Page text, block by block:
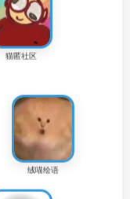
猫匿社区
绒喵绘语